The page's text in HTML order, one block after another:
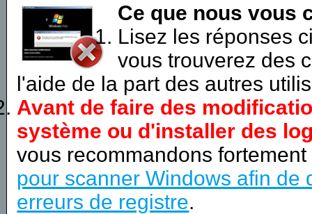
Ce que nous vous
Lisez les réponses
vous trouverez des
l'aide de la part des autres
Avant de faire des
système ou d'installer des
vous recommandons
pour scanner Windows afin de
erreurs de registre.